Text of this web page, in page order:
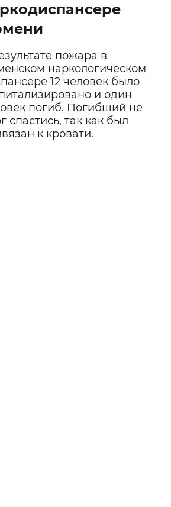
пожара в
наркологическом
12 человек было
и один
погиб. Погибший не
спастись, так как был
к кровати.